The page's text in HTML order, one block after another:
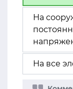
На
На все